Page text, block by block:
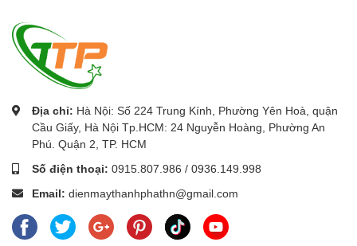
Địa chỉ: Hà Nội: Số 224 Trung Kính, Phường Yên Hoà, quận
Cầu Giấy, Hà Nội Tp.HCM: 24 Nguyễn Hoàng, Phường An
Phú. Quận 2, TP. HCM
Số điện thoại: 0915.807.986 / 0936.149.998
Email: dienmaythanhphathn@gmail.com